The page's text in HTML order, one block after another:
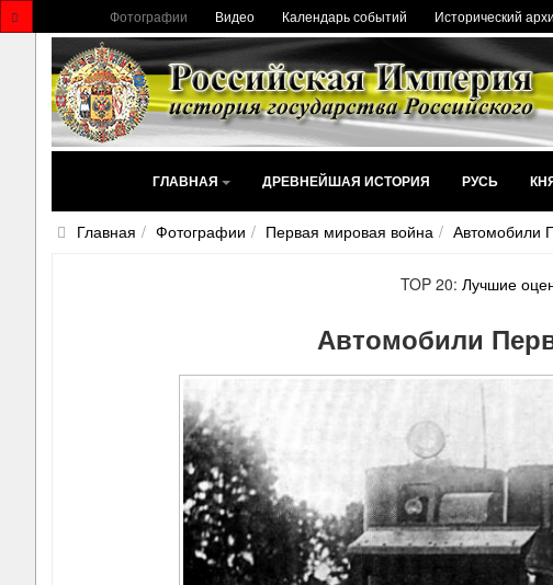
Фотографии Видео Календарь событий Исторический
ГЛАВНАЯ ДРЕВНЕЙШАЯ ИСТОРИЯ РУСЬ
Главная Фотографии Первая мировая война Автомобили
TOP 20:Лучшие
Автомобили